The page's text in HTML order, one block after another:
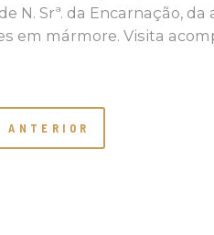
N. Srª. da Encarnação,
em mármore. Visita